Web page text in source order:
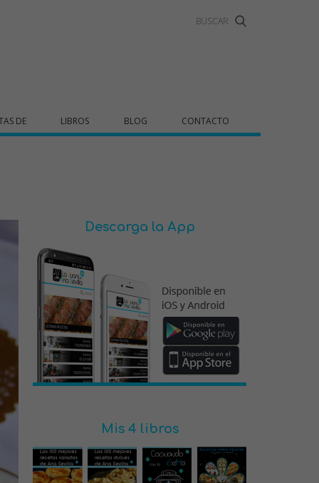
DE LIBROS BLOG CONTACTO
Descarga la App
Mis 4 libros